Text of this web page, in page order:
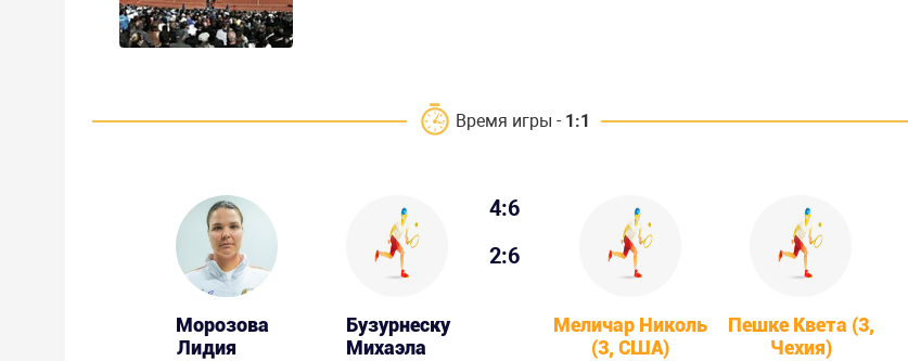
Время игры - 1:1
Морозова
Лидия
Бузурнеску
Михаэла
4:6
2:6
Меличар Николь
(3, США)
Пешке Квета (3,
Чехия)